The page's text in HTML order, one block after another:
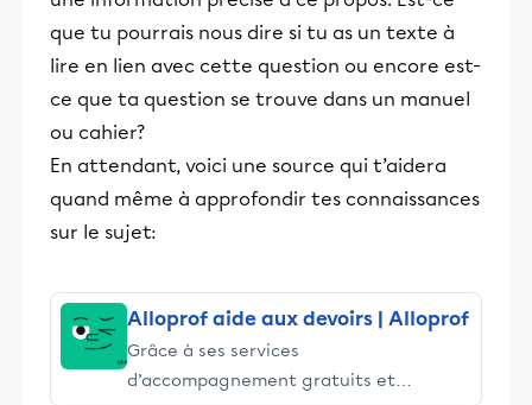
que tu pourrais nous dire si tu as un texte à
lire en lien avec cette question ou encore est-
ce que ta question se trouve dans un manuel
ou cahier?
En attendant, voici une source qui t’aidera
quand même à approfondir tes connaissances
sur le sujet:
Alloprof aide aux devoirs | Alloprof
Grâce à ses services
d’accompagnement gratuits et